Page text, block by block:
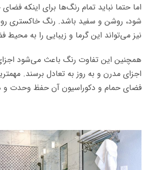
اما حتما نباید تمام رنگ‌ها برای اینکه
شود، روشن و سفید باشد. رنگ خاکستری
نیز می‌تواند این گرما و زیبایی را به
همچنین این تفاوت رنگ باعث می‌شود
اجزای مدرن و به روز به تعادل برسند.
فضای حمام و دکوراسیون آن حفظ وحدت